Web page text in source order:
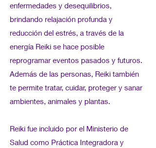
enfermedades y desequilibrios,
brindando relajación profunda y
reducción del estrés, a través de la
energía Reiki se hace posible
reprogramar eventos pasados y futuros.
Además de las personas, Reiki también
te permite tratar, cuidar, proteger y sanar
ambientes, animales y plantas.
Reiki fue incluido por el Ministerio de
Salud como Práctica Integradora y